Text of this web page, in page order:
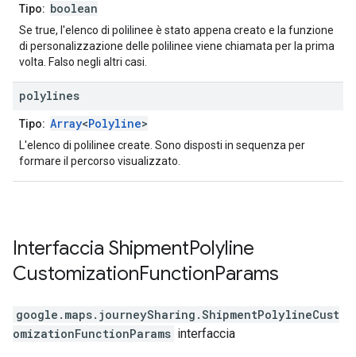
Tipo: boolean
Se true, l'elenco di polilinee è stato appena creato e la funzione
di personalizzazione delle polilinee viene chiamata per la prima
volta. Falso negli altri casi.
polylines
Tipo: Array<Polyline>
L'elenco di polilinee create. Sono disposti in sequenza per
formare il percorso visualizzato.
Interfaccia ShipmentPolyline
CustomizationFunctionParams
google.maps.journeySharing .ShipmentPolylineCust
omizationFunctionParams interfaccia